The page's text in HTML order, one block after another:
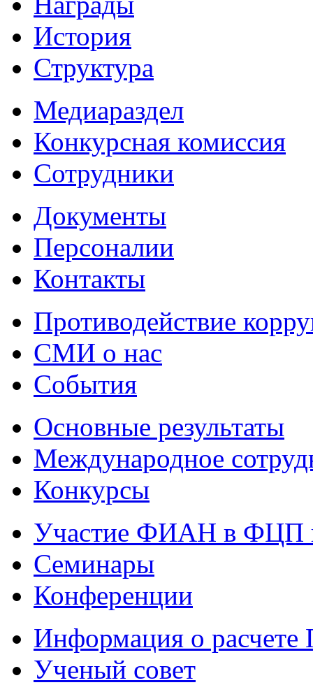
История
Структура
Медиараздел
Конкурсная комиссия
Сотрудники
Документы
Персоналии
Контакты
Противодействие
СМИ о нас
События
Основные результаты
Международное
Конкурсы
Участие ФИАН в ФЦП
Семинары
Конференции
Информация о
Ученый совет